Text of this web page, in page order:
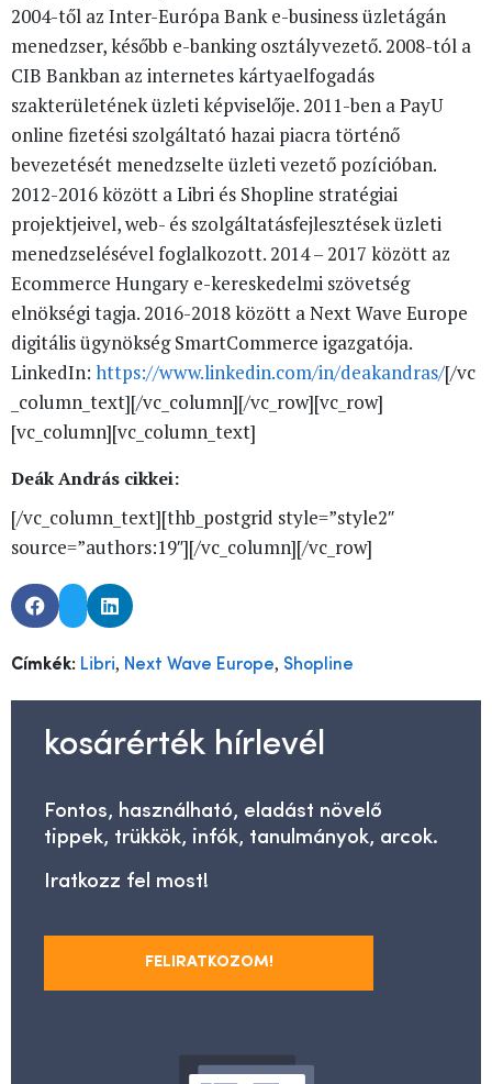
2004-től az Inter-Európa Bank e-business üzletágán
menedzser, később e-banking osztályvezető. 2008-tól a
CIB Bankban az internetes kártyaelfogadás
szakterületének üzleti képviselője. 2011-ben a PayU
online fizetési szolgáltató hazai piacra történő
bevezetését menedzselte üzleti vezető pozícióban.
2012-2016 között a Libri és Shopline stratégiai
projektjeivel, web- és szolgáltatásfejlesztések üzleti
menedzselésével foglalkozott. 2014 – 2017 között az
Ecommerce Hungary e-kereskedelmi szövetség
elnökségi tagja. 2016-2018 között a Next Wave Europe
digitális ügynökség SmartCommerce igazgatója.
LinkedIn: https://www.linkedin.com/in/deakandras/[/vc
_column_text][/vc_column][/vc_row][vc_row]
[vc_column][vc_column_text]
Deák András cikkei:
[/vc_column_text][thb_postgrid style=”style2″
source=”authors:19″][/vc_column][/vc_row]
Címkék: Libri, Next Wave Europe, Shopline
kosárérték hírlevél
Fontos, használható, eladást növelő
tippek, trükkök, infók, tanulmányok, arcok.
Iratkozz fel most!
FELIRATKOZOM!